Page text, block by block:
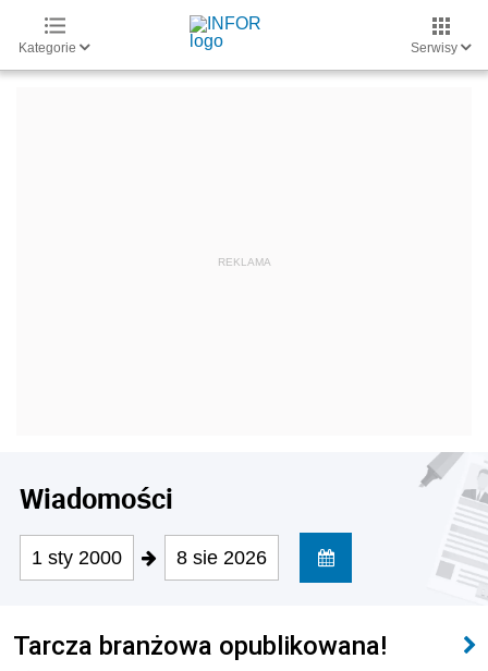
Kategorie Serwisy
Wiadomości
1 sty 2000 8 sie 2026
Tarcza branżowa opublikowana!